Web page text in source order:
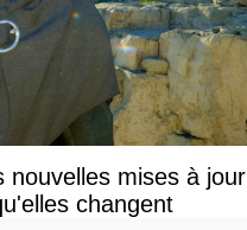
nouvelles mises à jour
changent